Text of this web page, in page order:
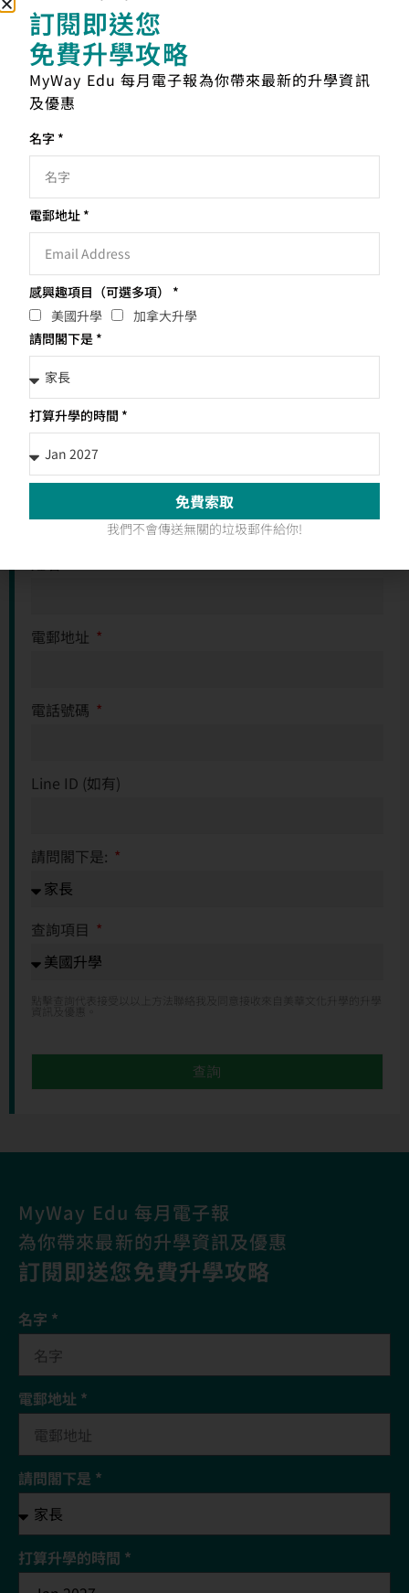
究、海洋學與海洋科學、世界語言、信息學國際/全球研究新
聞學、款待、言語和聽力科學統計等。
最後，亦會有家長和同學擔心即使取得足夠學分，是否必定
大學學位讓學生銜接。而美國社區學院亦特設保證升學協
議，讓同學取得常規大學的優先取錄信，確保必定能夠順利
銜接到大學學位。
美國的社區學院性價比可是相當高，一來學費較便宜，二來
具有彈性的學習制度。由此可見，美國的教育同時兼顧了學
生的發展需要，鼓勵學生不斷嘗試，這對他們將來的發展有
莫大裨益。
立即諮詢我們的升學顧問了解詳情！
立即諮詢升學顧問（WhatsApp）
立即諮詢升學顧問（Line）
立即查詢
電郵地址
電話號碼
Line ID (如有)
請問閣下是:
查詢項目
點擊查詢代表接受以以上方法聯絡我及同意接收來自美華文化升學的升學
資訊及優惠。
查詢
MyWay Edu 每月電子報
為你帶來最新的升學資訊及優惠
訂閱即送您免費升學攻略​
名字 *
電郵地址 *
請問閣下是 *
打算升學的時間 *
訂閱即送您
免費升學攻略
MyWay Edu 每月電子報為你帶來最新的升學資訊
及優惠
名字 *
電郵地址 *
感興趣項目（可選多項） *
美國升學
加拿大升學
請問閣下是 *
打算升學的時間 *
免費索取
我們不會傳送無關的垃圾郵件給你!